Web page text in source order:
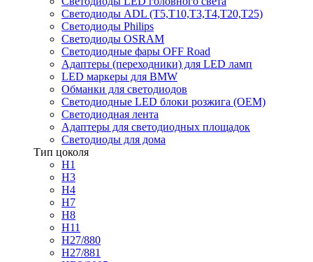
Светодиоды ADL (T5,T10,T3,T4,T20,T25)
Светодиоды Philips
Светодиоды OSRAM
Светодиодные фары OFF Road
Адаптеры (переходники) для LED ламп
LED маркеры для BMW
Обманки для светодиодов
Светодиодные LED блоки розжига (OEM)
Светодиодная лента
Адаптеры для светодиодных площадок
Светодиоды для дома
Тип цоколя
H1
H3
H4
H7
H8
H11
H27/880
H27/881